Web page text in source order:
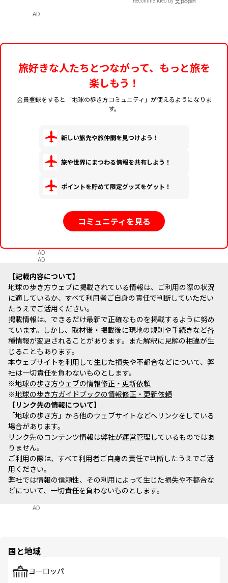
AD
旅好きな人たちとつながって、もっと旅を
楽しもう！
会員登録をすると「地球の歩き方コミュニティ」が使えるようになりま
す。
新しい旅先や旅仲間を見つけよう！
旅や世界にまつわる情報を共有しよう！
ポイントを貯めて限定グッズをゲット！
コミュニティを見る
AD
AD
記載内容について
地球の歩き方ウェブに掲載されている情報は、ご利用の際の状況
に適しているか、すべて利用者ご自身の責任で判断していただい
たうえでご活用ください。
掲載情報は、できるだけ最新で正確なものを掲載するように努め
ています。しかし、取材後・掲載後に現地の規則や手続きなど各
種情報が変更されることがあります。また解釈に見解の相違が生
じることもあります。
本ウェブサイトを利用して生じた損失や不都合などについて、弊
社は一切責任を負わないものとします。
※地球の歩き方ウェブの情報修正・更新依頼
※地球の歩き方ガイドブックの情報修正・更新依頼
リンク先の情報について
「地球の歩き方」から他のウェブサイトなどへリンクをしている
場合があります。
リンク先のコンテンツ情報は弊社が運営管理しているものではあ
りません。
ご利用の際は、すべて利用者ご自身の責任で判断したうえでご活
用ください。
弊社では情報の信頼性、その利用によって生じた損失や不都合な
どについて、一切責任を負わないものとします。
AD
国と地域
ヨーロッパ